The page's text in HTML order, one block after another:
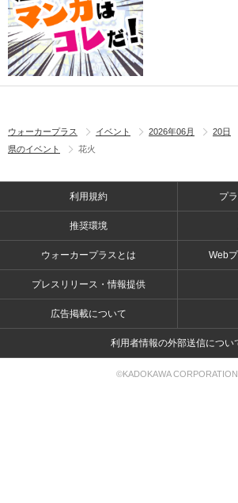
ウォーカープラス イベント 2026年06月 20日
県のイベント
花火
利用規約 プ
推奨環境
ウォーカープラスとは Web
プレスリリース・情報提供
広告掲載について
利用者情報の外部送信につい
©KADOKAWA CORPORATION